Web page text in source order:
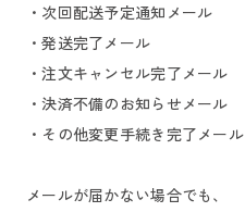
・次回配送予定通知メール
・発送完了メール
・注文キャンセル完了メール
・決済不備のお知らせメール
・その他変更手続き完了メール
メールが届かない場合でも、